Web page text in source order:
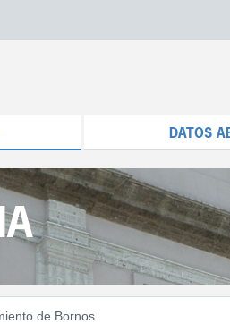
DATOS
de Bornos